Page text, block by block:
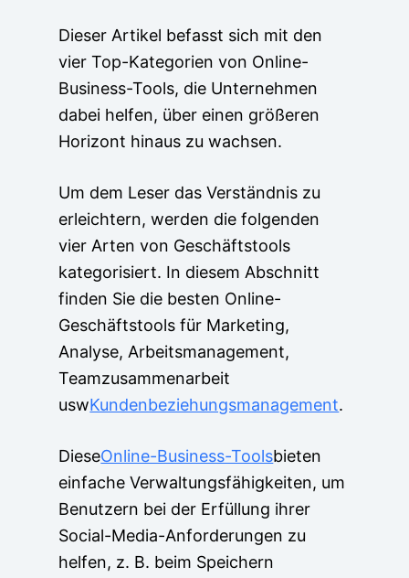
Dieser Artikel befasst sich mit den
vier Top-Kategorien von Online-
Business-Tools, die Unternehmen
dabei helfen, über einen größeren
Horizont hinaus zu wachsen.
Um dem Leser das Verständnis zu
erleichtern, werden die folgenden
vier Arten von Geschäftstools
kategorisiert. In diesem Abschnitt
finden Sie die besten Online-
Geschäftstools für Marketing,
Analyse, Arbeitsmanagement,
Teamzusammenarbeit
uswKundenbeziehungsmanagement.
DieseOnline-Business-Toolsbieten
einfache Verwaltungsfähigkeiten, um
Benutzern bei der Erfüllung ihrer
Social-Media-Anforderungen zu
helfen, z. B. beim Speichern